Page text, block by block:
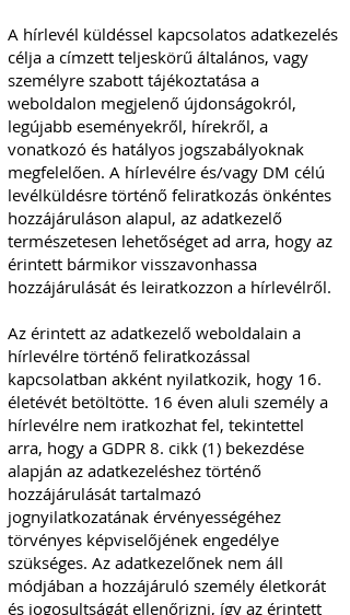
A hírlevél küldéssel kapcsolatos adatkezelés
célja a címzett teljeskörű általános, vagy
személyre szabott tájékoztatása a
weboldalon megjelenő újdonságokról,
legújabb eseményekről, hírekről, a
vonatkozó és hatályos jogszabályoknak
megfelelően. A hírlevélre és/vagy DM célú
levélküldésre történő feliratkozás önkéntes
hozzájáruláson alapul, az adatkezelő
természetesen lehetőséget ad arra, hogy az
érintett bármikor visszavonhassa
hozzájárulását és leiratkozzon a hírlevélről.
Az érintett az adatkezelő weboldalain a
hírlevélre történő feliratkozással
kapcsolatban akként nyilatkozik, hogy 16.
életévét betöltötte. 16 éven aluli személy a
hírlevélre nem iratkozhat fel, tekintettel
arra, hogy a GDPR 8. cikk (1) bekezdése
alapján az adatkezeléshez történő
hozzájárulását tartalmazó
jognyilatkozatának érvényességéhez
törvényes képviselőjének engedélye
szükséges. Az adatkezelőnek nem áll
módjában a hozzájáruló személy életkorát
és jogosultságát ellenőrizni, így az érintett